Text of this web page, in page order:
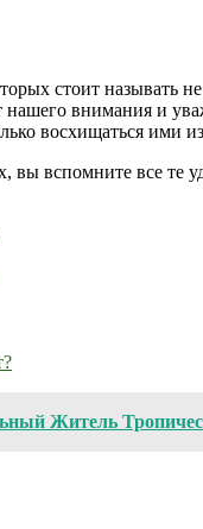
стоит
внимания и
восхищаться ими
вы вспомните все
Житель